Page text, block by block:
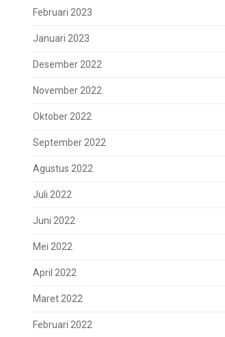
Februari 2023
Januari 2023
Desember 2022
November 2022
Oktober 2022
September 2022
Agustus 2022
Juli 2022
Juni 2022
Mei 2022
April 2022
Maret 2022
Februari 2022